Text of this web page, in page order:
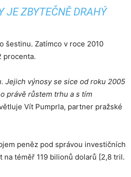
JE ZBYTEČNĚ DRAHÝ
šestinu. Zatímco v roce 2010
procenta.
Jejich výnosy se sice od roku 2005
právě růstem trhu a s tím
Vít Pumprla, partner pražské
peněz pod správou investičních
téměř 119 bilionů dolarů [2,8 tril.